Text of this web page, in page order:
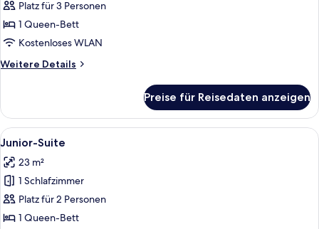
anzeigen
Platz für 3 Personen
1 Queen-Bett
Kostenloses WLAN
Weitere Details
Weitere
Preise für Reisedaten anzeigen
Alle
Fotos
für
Junior-
Suite
anzeigen
Ein ordentlich bezogenes Bett mit
5
Junior-Suite
23 m²
1 Schlafzimmer
Platz für 2 Personen
1 Queen-Bett